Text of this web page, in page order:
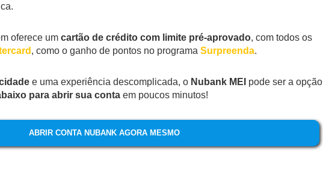
oferece um cartão de crédito com limite pré-aprovado, com todos os
, como o ganho de pontos no programa Surpreenda.
e uma experiência descomplicada, o Nubank MEI pode ser a opção
para abrir sua conta em poucos minutos!
ABRIR CONTA NUBANK AGORA MESMO